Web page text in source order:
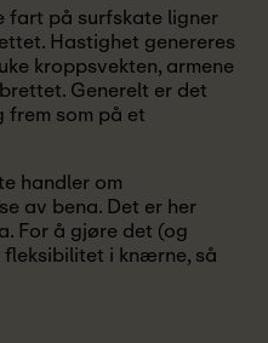
fart på surfskate ligner
Hastighet genereres
kroppsvekten, armene
Generelt er det
frem som på et
handler om
av bena. Det er her
For å gjøre det (og
i knærne, så